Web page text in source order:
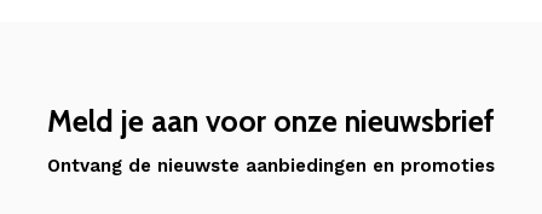
Meld je aan voor onze nieuwsbrief
Ontvang de nieuwste aanbiedingen en promoties